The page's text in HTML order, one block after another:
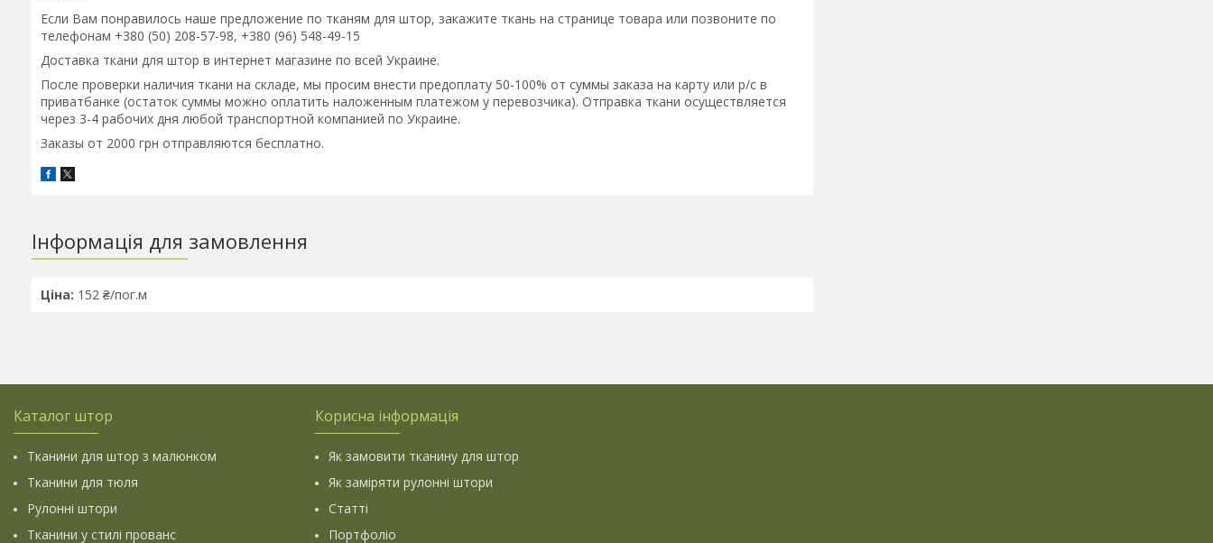
Если Вам понравилось наше предложение по тканям для штор, закажите ткань на странице товара или позвоните по
телефонам +380 (50) 208-57-98, +380 (96) 548-49-15
Доставка ткани для штор в интернет магазине по всей Украине.
После проверки наличия ткани на складе, мы просим внести предоплату 50-100% от суммы заказа на карту или р/с в
приватбанке (остаток суммы можно оплатить наложенным платежом у перевозчика). Отправка ткани осуществляется
через 3-4 рабочих дня любой транспортной компанией по Украине.
Заказы от 2000 грн отправляются бесплатно.
Інформація для замовлення
Ціна: 152 ₴/пог.м
Каталог штор
Тканини для штор з малюнком
Тканини для тюля
Рулонні штори
Тканини у стилі прованс
Корисна інформація
Як замовити тканину для штор
Як заміряти рулонні штори
Статті
Портфоліо